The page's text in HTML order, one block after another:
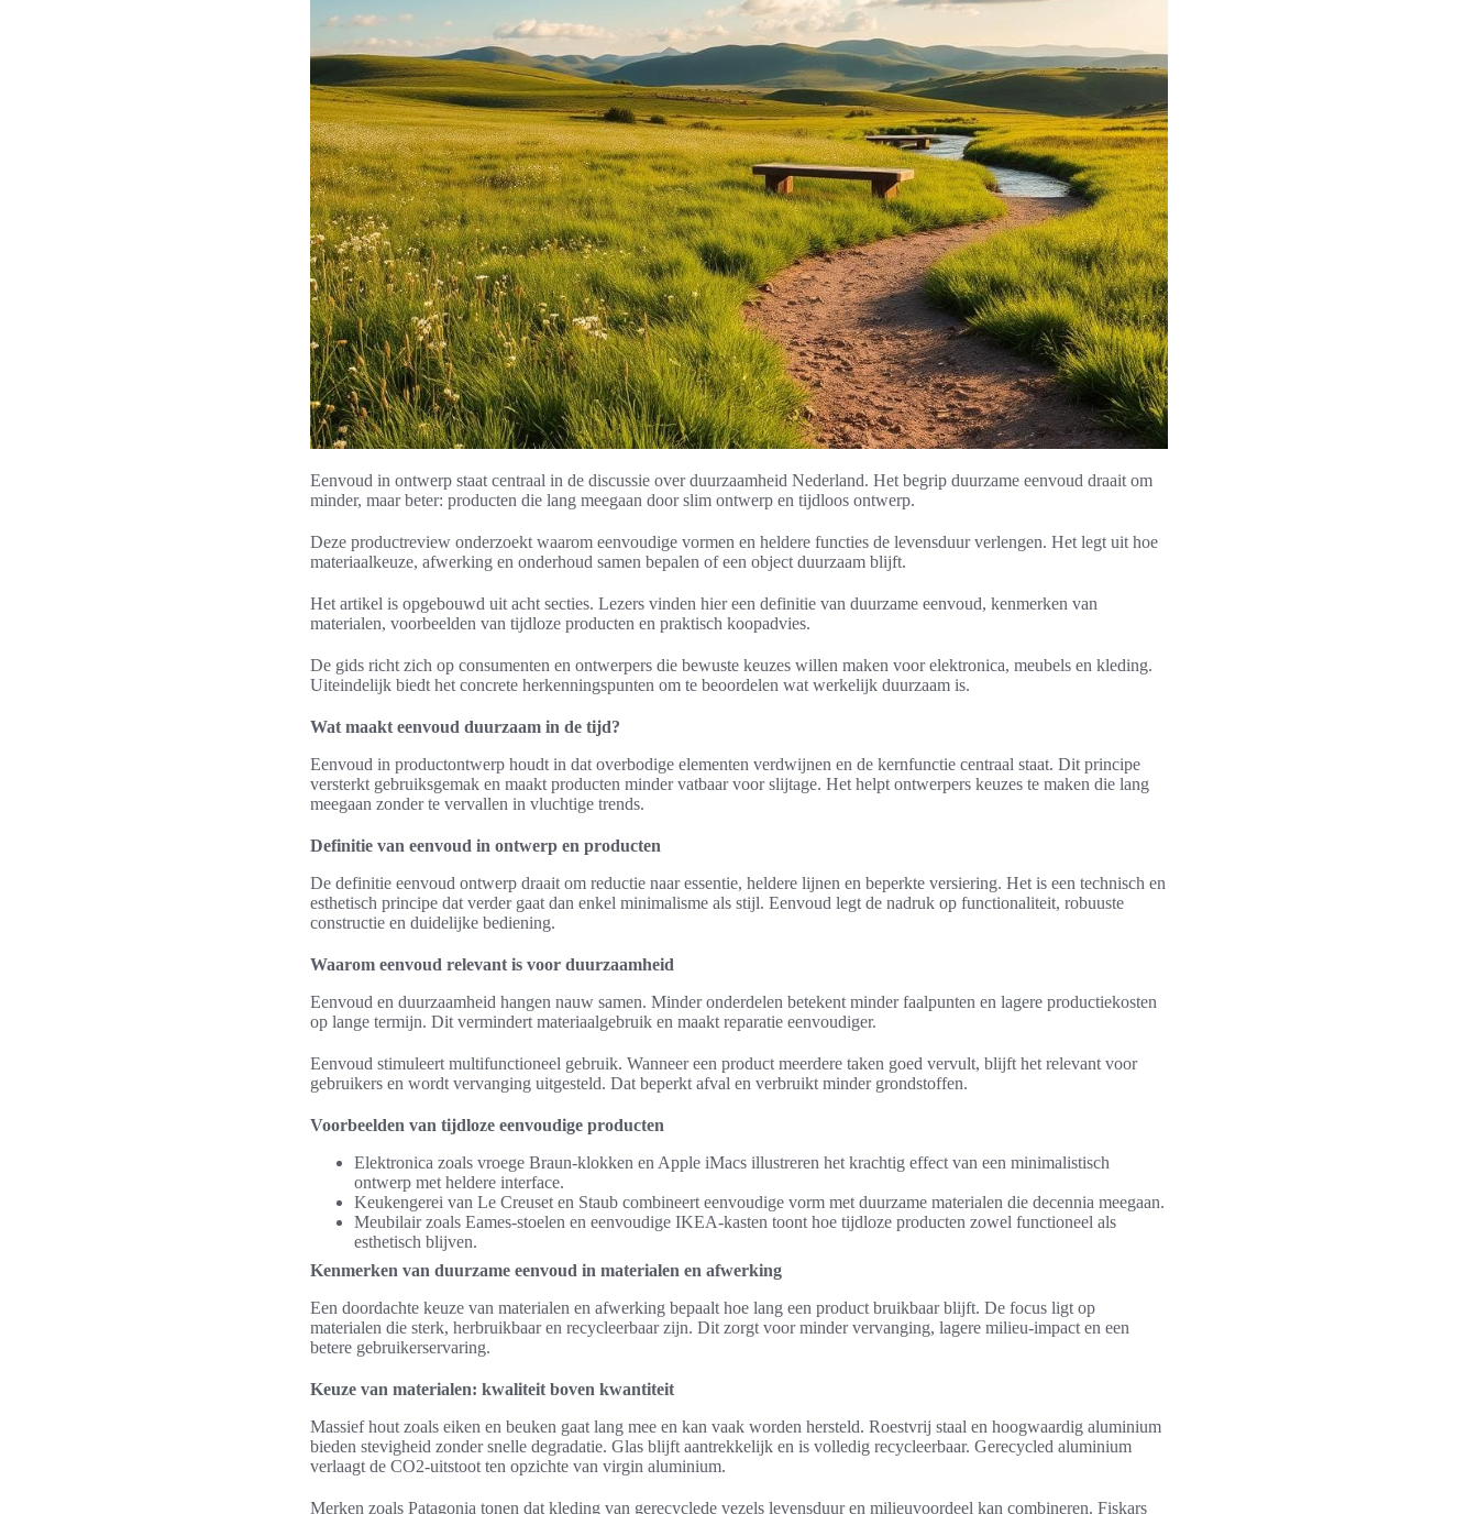
Eenvoud in ontwerp staat centraal in de discussie over duurzaamheid Nederland. Het begrip duurzame eenvoud draait om
minder, maar beter: producten die lang meegaan door slim ontwerp en tijdloos ontwerp.
Deze productreview onderzoekt waarom eenvoudige vormen en heldere functies de levensduur verlengen. Het legt uit hoe
materiaalkeuze, afwerking en onderhoud samen bepalen of een object duurzaam blijft.
Het artikel is opgebouwd uit acht secties. Lezers vinden hier een definitie van duurzame eenvoud, kenmerken van
materialen, voorbeelden van tijdloze producten en praktisch koopadvies.
De gids richt zich op consumenten en ontwerpers die bewuste keuzes willen maken voor elektronica, meubels en kleding.
Uiteindelijk biedt het concrete herkenningspunten om te beoordelen wat werkelijk duurzaam is.
Wat maakt eenvoud duurzaam in de tijd?
Eenvoud in productontwerp houdt in dat overbodige elementen verdwijnen en de kernfunctie centraal staat. Dit principe
versterkt gebruiksgemak en maakt producten minder vatbaar voor slijtage. Het helpt ontwerpers keuzes te maken die lang
meegaan zonder te vervallen in vluchtige trends.
Definitie van eenvoud in ontwerp en producten
De definitie eenvoud ontwerp draait om reductie naar essentie, heldere lijnen en beperkte versiering. Het is een technisch en
esthetisch principe dat verder gaat dan enkel minimalisme als stijl. Eenvoud legt de nadruk op functionaliteit, robuuste
constructie en duidelijke bediening.
Waarom eenvoud relevant is voor duurzaamheid
Eenvoud en duurzaamheid hangen nauw samen. Minder onderdelen betekent minder faalpunten en lagere productiekosten
op lange termijn. Dit vermindert materiaalgebruik en maakt reparatie eenvoudiger.
Eenvoud stimuleert multifunctioneel gebruik. Wanneer een product meerdere taken goed vervult, blijft het relevant voor
gebruikers en wordt vervanging uitgesteld. Dat beperkt afval en verbruikt minder grondstoffen.
Voorbeelden van tijdloze eenvoudige producten
Elektronica zoals vroege Braun-klokken en Apple iMacs illustreren het krachtig effect van een minimalistisch
ontwerp met heldere interface.
Keukengerei van Le Creuset en Staub combineert eenvoudige vorm met duurzame materialen die decennia meegaan.
Meubilair zoals Eames-stoelen en eenvoudige IKEA-kasten toont hoe tijdloze producten zowel functioneel als
esthetisch blijven.
Kenmerken van duurzame eenvoud in materialen en afwerking
Een doordachte keuze van materialen en afwerking bepaalt hoe lang een product bruikbaar blijft. De focus ligt op
materialen die sterk, herbruikbaar en recycleerbaar zijn. Dit zorgt voor minder vervanging, lagere milieu-impact en een
betere gebruikerservaring.
Keuze van materialen: kwaliteit boven kwantiteit
Massief hout zoals eiken en beuken gaat lang mee en kan vaak worden hersteld. Roestvrij staal en hoogwaardig aluminium
bieden stevigheid zonder snelle degradatie. Glas blijft aantrekkelijk en is volledig recycleerbaar. Gerecycled aluminium
verlaagt de CO2-uitstoot ten opzichte van virgin aluminium.
Merken zoals Patagonia tonen dat kleding van gerecyclede vezels levensduur en milieuvoordeel kan combineren. Fiskars